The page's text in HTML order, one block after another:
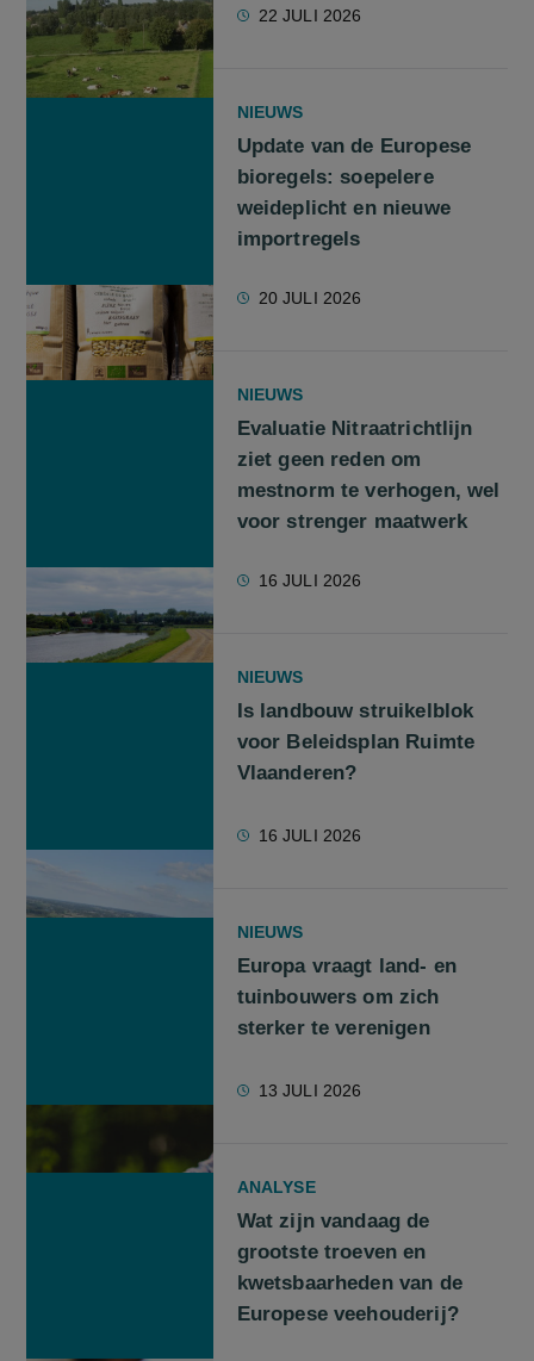
22 JULI 2026
NIEUWS
Update van de Europese
bioregels: soepelere
weideplicht en nieuwe
importregels
20 JULI 2026
NIEUWS
Evaluatie Nitraatrichtlijn
ziet geen reden om
mestnorm te verhogen, wel
voor strenger maatwerk
16 JULI 2026
NIEUWS
Is landbouw struikelblok
voor Beleidsplan Ruimte
Vlaanderen?
16 JULI 2026
NIEUWS
Europa vraagt land- en
tuinbouwers om zich
sterker te verenigen
13 JULI 2026
ANALYSE
Wat zijn vandaag de
grootste troeven en
kwetsbaarheden van de
Europese veehouderij?